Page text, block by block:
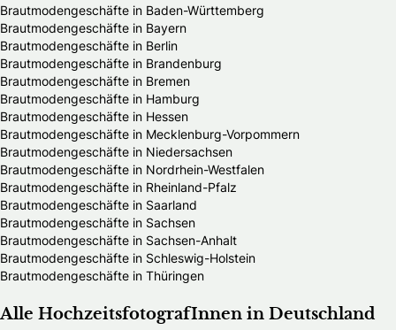
Brautmodengeschäfte in Baden-Württemberg
Brautmodengeschäfte in Bayern
Brautmodengeschäfte in Berlin
Brautmodengeschäfte in Brandenburg
Brautmodengeschäfte in Bremen
Brautmodengeschäfte in Hamburg
Brautmodengeschäfte in Hessen
Brautmodengeschäfte in Mecklenburg-Vorpommern
Brautmodengeschäfte in Niedersachsen
Brautmodengeschäfte in Nordrhein-Westfalen
Brautmodengeschäfte in Rheinland-Pfalz
Brautmodengeschäfte in Saarland
Brautmodengeschäfte in Sachsen
Brautmodengeschäfte in Sachsen-Anhalt
Brautmodengeschäfte in Schleswig-Holstein
Brautmodengeschäfte in Thüringen
Alle HochzeitsfotografInnen in Deutschland